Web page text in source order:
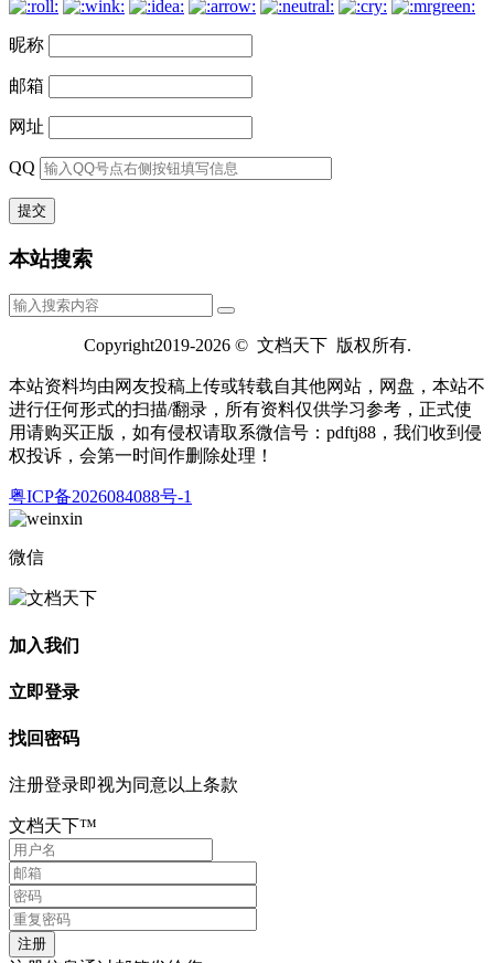
昵称
邮箱
网址
QQ
本站搜索
Copyright2019-2026 © 文档天下 版权所有.
本站资料均由网友投稿上传或转载自其他网站，网盘，本站不
进行仼何形式的扫描/翻录，所有资料仅供学习参考，正式使
用请购买正版，如有侵权请取系微信号：pdftj88，我们收到侵
权投诉，会第一时间作删除处理！
粤ICP备2026084088号-1
微信
加入我们
立即登录
找回密码
注册登录即视为同意以上条款
文档天下™